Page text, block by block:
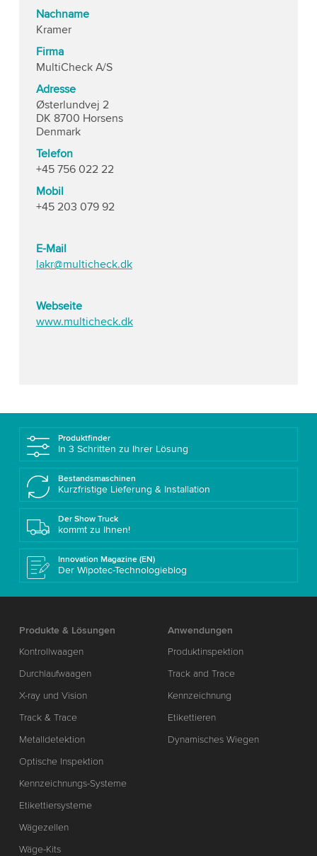
Nachname
Kramer
Firma
MultiCheck A/S
Adresse
Østerlundvej 2
DK 8700 Horsens
Denmark
Telefon
+45 756 022 22
Mobil
+45 203 079 92
E-Mail
lakr@multicheck.dk
Webseite
www.multicheck.dk
Produktfinder
In 3 Schritten zu Ihrer Lösung
Bestandsmaschinen
Kurzfristige Lieferung & Installation
Der Show Truck
kommt zu Ihnen!
Innovation Magazine (EN)
Der Wipotec-Technologieblog
Produkte & Lösungen
Kontrollwaagen
Durchlaufwaagen
X-ray und Vision
Track & Trace
Metalldetektion
Optische Inspektion
Kennzeichnungs-Systeme
Etikettiersysteme
Wägezellen
Wäge-Kits
Anwendungen
Produktinspektion
Track and Trace
Kennzeichnung
Etikettieren
Dynamisches Wiegen